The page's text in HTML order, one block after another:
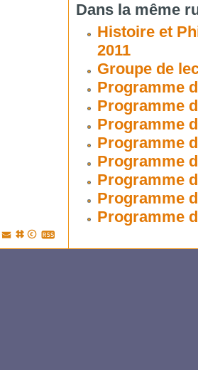
Dans la même
Histoire et
2011
Groupe de
Programme
Programme
Programme
Programme
Programme
Programme
Programme
Programme